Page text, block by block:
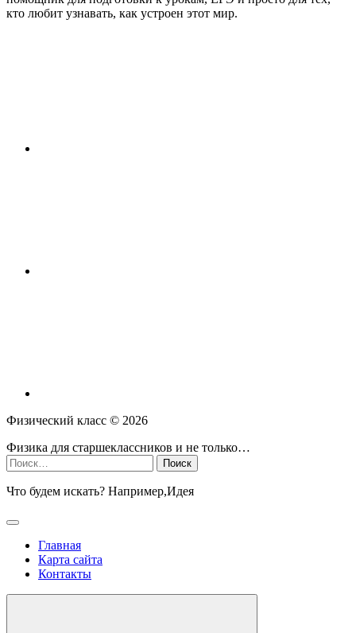
кто любит узнавать, как устроен этот мир.
Физический класс © 2026
Физика для старшеклассников и не только…
Найти:
Что будем искать? Например,Идея
Главная
Карта сайта
Контакты